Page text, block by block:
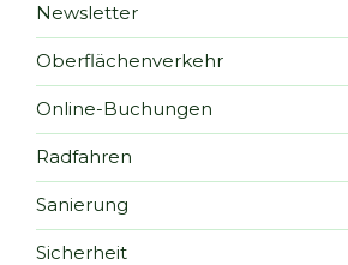
Newsletter
Oberflächenverkehr
Online-Buchungen
Radfahren
Sanierung
Sicherheit